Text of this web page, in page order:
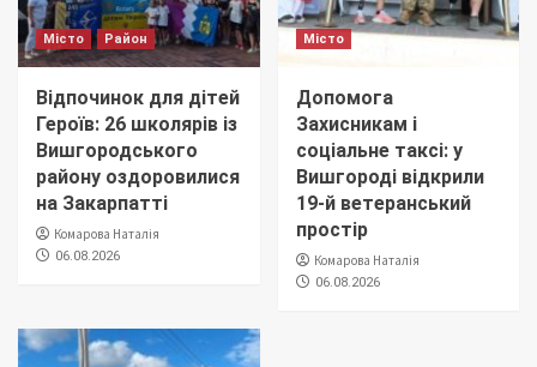
Місто Район
Відпочинок для дітей
Героїв: 26 школярів із
Вишгородського
району оздоровилися
на Закарпатті
Комарова Наталія
06.08.2026
Місто
Допомога
Захисникам і
соціальне таксі: у
Вишгороді відкрили
19-й ветеранський
простір
Комарова Наталія
06.08.2026